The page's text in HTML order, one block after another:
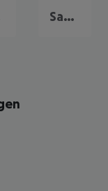
San Miguel de Abona